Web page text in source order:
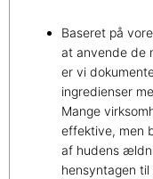
Baseret på
at anvende de
er vi
ingredienser
Mange
effektive, men
af hudens
hensyntagen